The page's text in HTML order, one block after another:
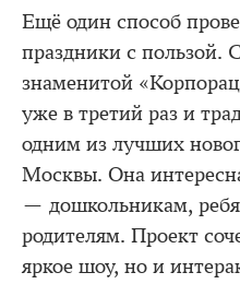
Ещё один способ
праздники с пользой.
знаменитой
уже в третий раз и
одним из лучших
Москвы. Она
— дошкольникам,
родителям. Проект
яркое шоу, но и